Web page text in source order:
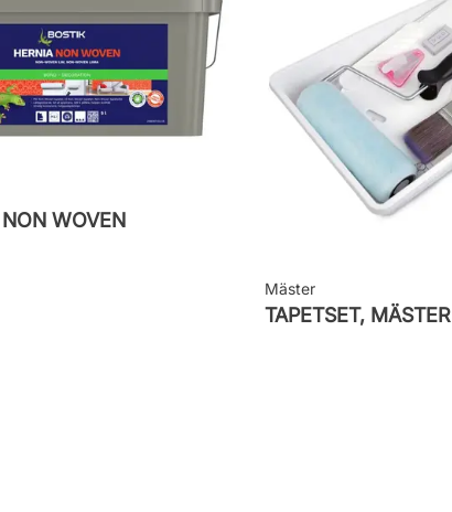
WOVEN
Mäster
TAPETSET, MÄSTER